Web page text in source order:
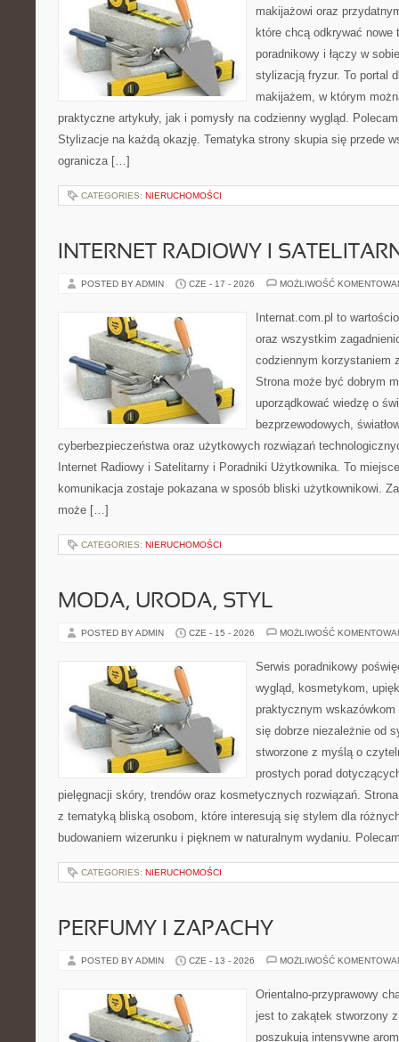
makijażowi oraz
które chcą odkrywać nowe
poradnikowy i łączy w
stylizacją fryzur. To portal
makijażem, w którym
praktyczne artykuły, jak i pomysły na codzienny wygląd.
Stylizacje na każdą okazję. Tematyka strony skupia się przede
ogranicza […]
CATEGORIES: NIERUCHOMOŚCI
INTERNET RADIOWY I
POSTED BY ADMIN CZE - 17 - 2026 MOŻLIWOŚĆ
Internat.com.pl to
oraz wszystkim
codziennym korzystaniem
Strona może być dobrym
uporządkować wiedzę o
bezprzewodowych,
cyberbezpieczeństwa oraz użytkowych rozwiązań
Internet Radiowy i Satelitarny i Poradniki Użytkownika. To
komunikacja zostaje pokazana w sposób bliski użytkownikowi.
może […]
CATEGORIES: NIERUCHOMOŚCI
MODA, URODA, STYL
POSTED BY ADMIN CZE - 15 - 2026 MOŻLIWOŚĆ
Serwis poradnikowy
wygląd, kosmetykom,
praktycznym
się dobrze niezależnie od
stworzone z myślą o
prostych porad
pielęgnacji skóry, trendów oraz kosmetycznych rozwiązań.
z tematyką bliską osobom, które interesują się stylem dla
budowaniem wizerunku i pięknem w naturalnym wydaniu.
CATEGORIES: NIERUCHOMOŚCI
PERFUMY I ZAPACHY
POSTED BY ADMIN CZE - 13 - 2026 MOŻLIWOŚĆ
Orientalno-przyprawowy
jest to zakątek stworzony
poszukują intensywne